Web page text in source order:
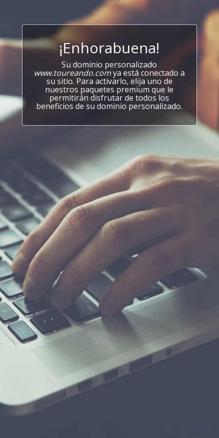
¡Enhorabuena!
Su dominio personalizado
www.toureando.comya está conectado a
su sitio. Para activarlo, elija uno de
nuestros paquetes premium que le
permitirán disfrutar de todos los
beneficios de su dominio personalizado.